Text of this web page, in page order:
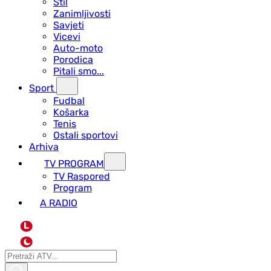
Zanimljivosti
Savjeti
Vicevi
Auto-moto
Porodica
Pitali smo...
Sport
Fudbal
Košarka
Tenis
Ostali sportovi
Arhiva
TV PROGRAM
ТV Raspored
Program
A RADIO
L